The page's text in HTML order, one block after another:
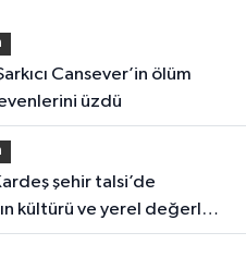
üzdü
kültürü ve yerel değerleri